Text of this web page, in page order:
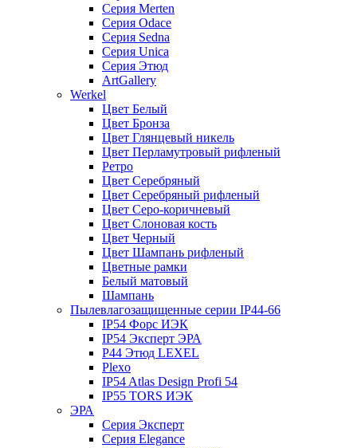
Серия Merten
Серия Odace
Серия Sedna
Серия Unica
Серия Этюд
ArtGallery
Werkel
Цвет Белый
Цвет Бронза
Цвет Глянцевый никель
Цвет Перламутровый рифленый
Ретро
Цвет Серебряный
Цвет Серебряный рифленый
Цвет Серо-коричневый
Цвет Слоновая кость
Цвет Черный
Цвет Шампань рифленый
Цветные рамки
Белый матовый
Шампань
Пылевлагозащищенные серии IP44-66
IP54 Форс ИЭК
IP54 Эксперт ЭРА
P44 Этюд LEXEL
Plexo
IP54 Atlas Design Profi 54
IP55 TORS ИЭК
ЭРА
Серия Эксперт
Серия Elegance